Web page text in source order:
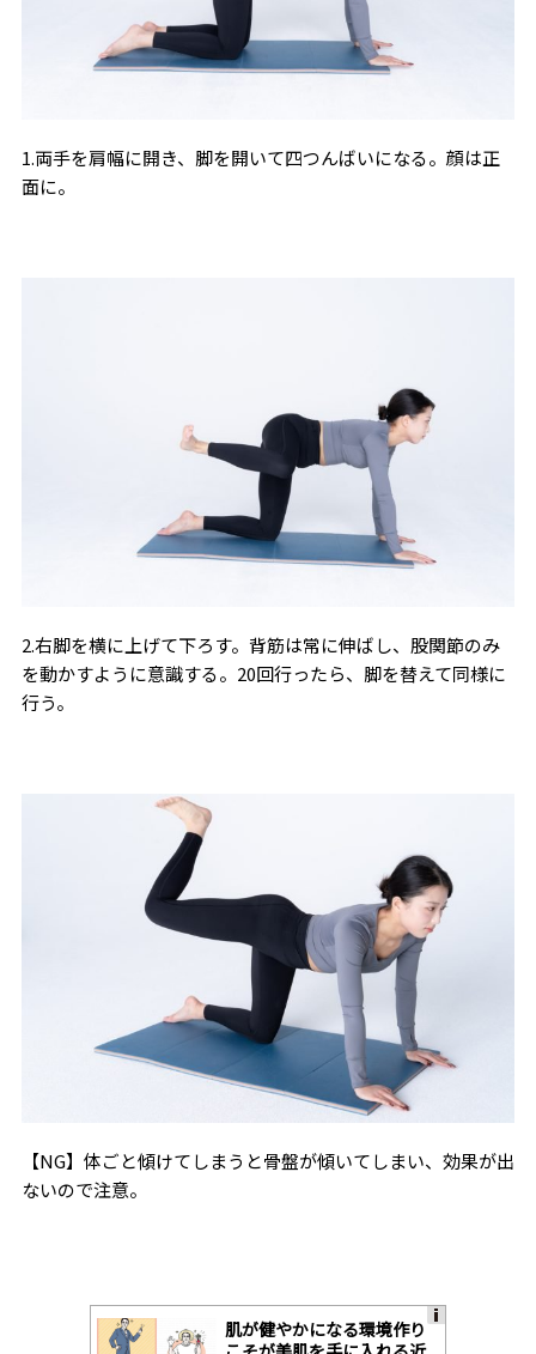
1.両手を肩幅に開き、脚を開いて四つんばいになる。顔は正
面に。
2.右脚を横に上げて下ろす。背筋は常に伸ばし、股関節のみ
を動かすように意識する。20回行ったら、脚を替えて同様に
行う。
【NG】体ごと傾けてしまうと骨盤が傾いてしまい、効果が出
ないので注意。
肌が健やかになる環境作り